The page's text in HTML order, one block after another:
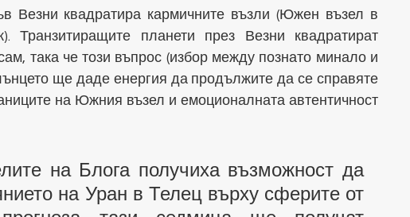
Везни квадратира кармичните възли (Южен възел в
Транзитиращите планети през Везни квадратират
така че този въпрос (избор между познато минало и
ще даде енергия да продължите да се справяте
на Южния възел и емоционалната автентичност
на Блога получиха възможност да
на Уран в Телец върху сферите от